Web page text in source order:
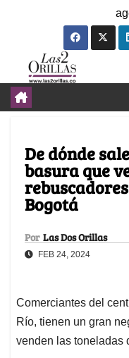
De dónde
basura que
Bogotá
Por Las Dos Orillas
FEB 24, 2024
Comerciantes del
Río, tienen un gran
venden las toneladas